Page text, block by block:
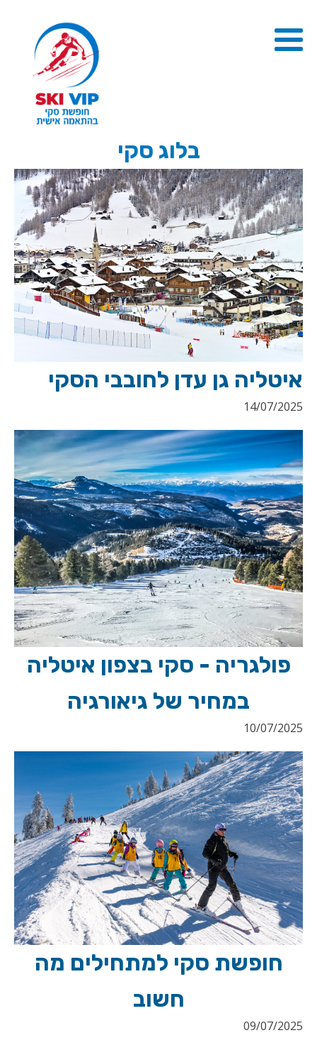
בלוג סקי
איטליה גן עדן לחובבי הסקי
14/07/2025
פולגריה - סקי בצפון איטליה
במחיר של גיאורגיה
10/07/2025
חופשת סקי למתחילים מה
חשוב
09/07/2025